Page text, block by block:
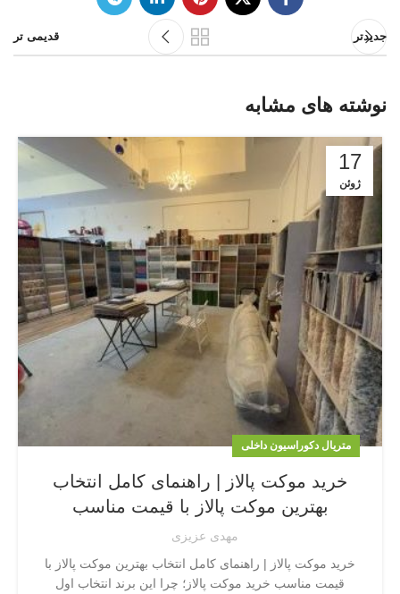
جدیدتر قدیمی تر
نوشته های مشابه
17
ژوئن
متریال دکوراسیون داخلی
خرید موکت پالاز | راهنمای کامل انتخاب
بهترین موکت پالاز با قیمت مناسب
مهدی عزیزی
خرید موکت پالاز | راهنمای کامل انتخاب بهترین موکت پالاز با
قیمت مناسب خرید موکت پالاز؛ چرا این برند انتخاب اول